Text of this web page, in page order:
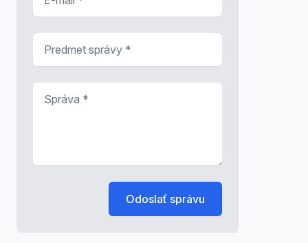
Odoslať správu